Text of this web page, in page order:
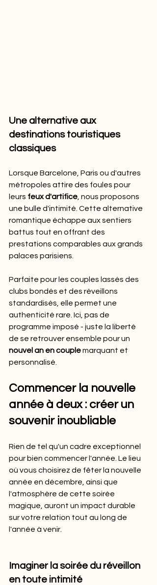
Une alternative aux
destinations touristiques
classiques
Lorsque Barcelone, Paris ou d'autres
métropoles attire des foules pour
leurs feux d'artifice , nous proposons
une bulle d'intimité. Cette alternative
romantique échappe aux sentiers
battus tout en offrant des
prestations comparables aux grands
palaces parisiens.
Parfaite pour les couples lassés des
clubs bondés et des réveillons
standardisés, elle permet une
authenticité rare. Ici, pas de
programme imposé - juste la liberté
de se retrouver ensemble pour un
nouvel an en couple marquant et
personnalisé.
Commencer la nouvelle
année à deux : créer un
souvenir inoubliable
Rien de tel qu'un cadre exceptionnel
pour bien commencer l'année. Le lieu
où vous choisirez de fêter la nouvelle
année en décembre, ainsi que
l'atmosphère de cette soirée
magique, auront un impact durable
sur votre relation tout au long de
l'année à venir.
Imaginer la soirée du réveillon
en toute intimité